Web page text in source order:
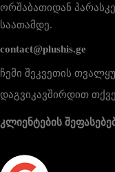
ორშაბათიდან
საათამდე.
contact@plushis.ge
ჩემი შეკვეთის
დაგვიკავშირდით
კლიენტების